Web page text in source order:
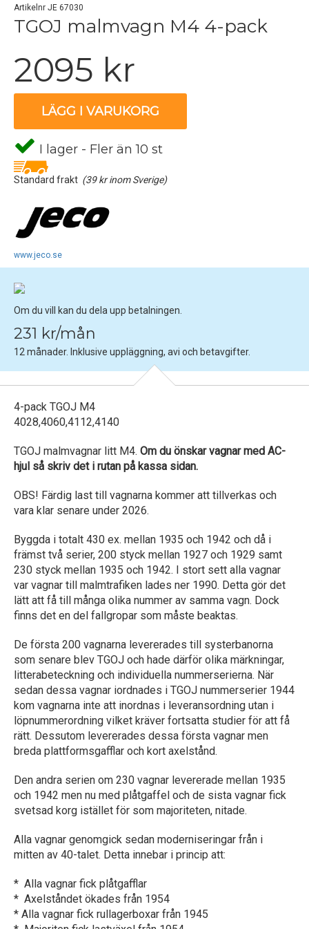
Artikelnr JE 67030
TGOJ malmvagn M4 4-pack
2095 kr
LÄGG I VARUKORG
I lager - Fler än 10 st
Standard frakt (39 kr inom Sverige)
www.jeco.se
Om du vill kan du dela upp betalningen.
231 kr/mån
12 månader. Inklusive uppläggning, avi och betavgifter.
4-pack TGOJ M4
4028,4060,4112,4140
TGOJ malmvagnar litt M4. Om du önskar vagnar med AC-
hjul så skriv det i rutan på kassa sidan.
OBS! Färdig last till vagnarna kommer att tillverkas och
vara klar senare under 2026.
Byggda i totalt 430 ex. mellan 1935 och 1942 och då i
främst två serier, 200 styck mellan 1927 och 1929 samt
230 styck mellan 1935 och 1942. I stort sett alla vagnar
var vagnar till malmtrafiken lades ner 1990. Detta gör det
lätt att få till många olika nummer av samma vagn. Dock
finns det en del fallgropar som måste beaktas.
De första 200 vagnarna levererades till systerbanorna
som senare blev TGOJ och hade därför olika märkningar,
litterabeteckning och individuella nummerserierna. När
sedan dessa vagnar iordnades i TGOJ nummerserier 1944
kom vagnarna inte att inordnas i leveransordning utan i
löpnummerordning vilket kräver fortsatta studier för att få
rätt. Dessutom levererades dessa första vagnar men
breda plattformsgafflar och kort axelstånd.
Den andra serien om 230 vagnar levererade mellan 1935
och 1942 men nu med plåtgaffel och de sista vagnar fick
svetsad korg istället för som majoriteten, nitade.
Alla vagnar genomgick sedan moderniseringar från i
mitten av 40-talet. Detta innebar i princip att:
* Alla vagnar fick plåtgafflar
* Axelståndet ökades från 1954
* Alla vagnar fick rullagerboxar från 1945